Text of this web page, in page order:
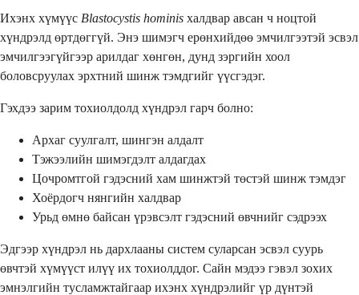
Ихэнх хүмүүс Blastocystis hominis халдвар авсан ч ноцтой
хүндрэлд өртдөггүй. Энэ шимэгч ерөнхийдөө эмчилгээтэй эсвэл
эмчилгээгүйгээр арилдаг хөнгөн, дунд зэргийн хоол
боловсруулах эрхтний шинж тэмдгийг үүсгэдэг.
Гэхдээ зарим тохиолдолд хүндрэл гарч болно:
Архаг суулгалт, шингэн алдалт
Тэжээлийн шимэгдэлт алдагдах
Цочромтгой гэдэсний хам шинжтэй төстэй шинж тэмдэг
Хоёрдогч нянгийн халдвар
Урьд өмнө байсан үрэвсэлт гэдэсний өвчнийг сэдрээх
Эдгээр хүндрэл нь дархлааны систем суларсан эсвэл суурь
өвчтэй хүмүүст илүү их тохиолддог. Сайн мэдээ гэвэл зохих
эмнэлгийн тусламжтайгаар ихэнх хүндрэлийг үр дүнтэй